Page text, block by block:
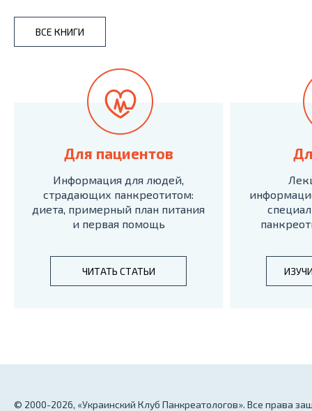
ВСЕ КНИГИ
Для пациентов
Информация для людей,
страдающих панкреотитом:
диета, примерный план питания
и первая помощь
ЧИТАТЬ СТАТЬИ
© 2000-2026, «Украинский Клуб Панкреатологов». Все права